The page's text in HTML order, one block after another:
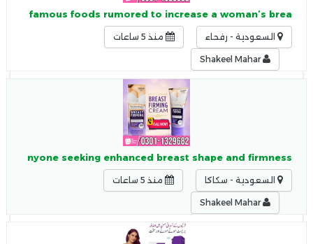
famous foods rumored to increase a woman’s brea
السعودية - رفحاء منذ 5 ساعات
Shakeel Mahar
anyone seeking enhanced breast shape and firmness.
السعودية - سكاكا منذ 5 ساعات
Shakeel Mahar